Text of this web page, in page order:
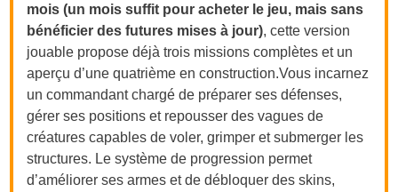
mois (un mois suffit pour acheter le jeu, mais sans
bénéficier des futures mises à jour), cette version
jouable propose déjà trois missions complètes et un
aperçu d’une quatrième enconstruction.Vous incarnez
un commandant chargé de préparer ses défenses,
gérer ses positions et repousser des vagues de
créatures capables de voler, grimper et submerger les
structures. Le système de progression permet
d’améliorer ses armes et de débloquer des skins,